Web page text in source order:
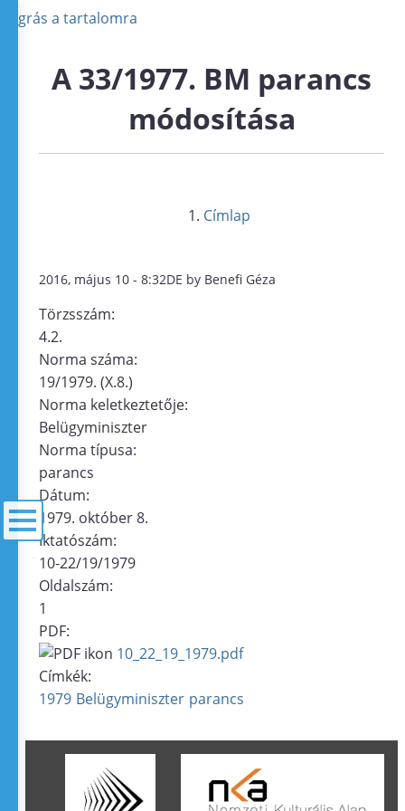
Ugrás a tartalomra
A 33/1977. BM parancs
módosítása
Címlap
2016, május 10 - 8:32DE by Benefi Géza
Törzsszám:
4.2.
Norma száma:
19/1979. (X.8.)
Norma keletkeztetője:
Belügyminiszter
Norma típusa:
parancs
Dátum:
1979. október 8.
Iktatószám:
10-22/19/1979
Oldalszám:
1
PDF:
10_22_19_1979.pdf
Címkék:
1979 Belügyminiszter parancs